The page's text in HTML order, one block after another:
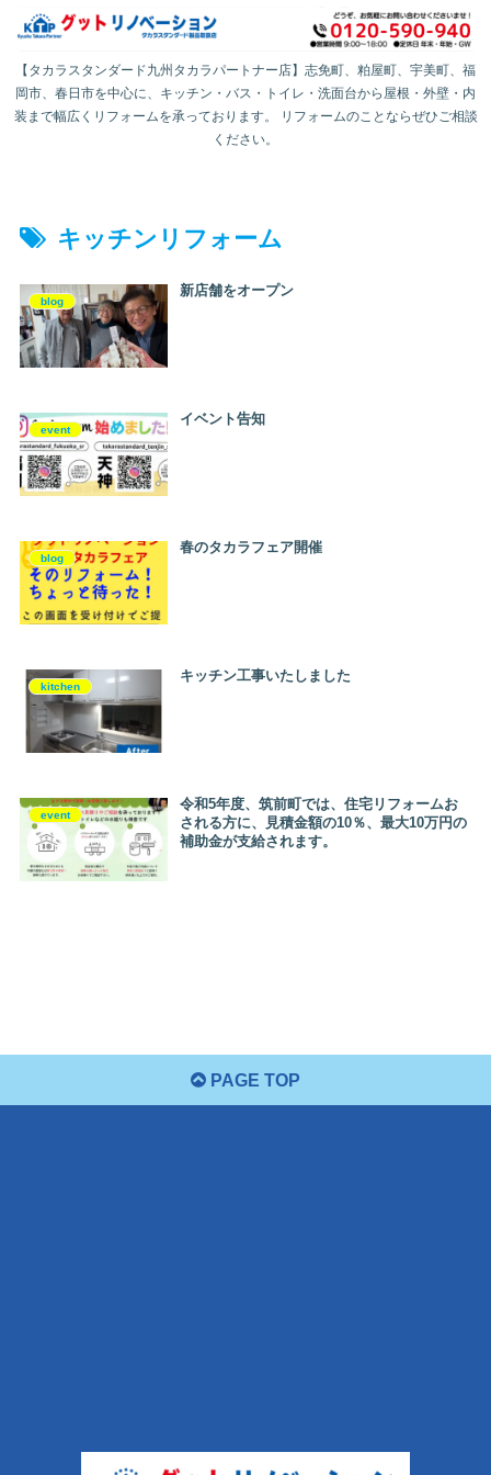
【タカラスタンダード九州タカラパートナー店】志免町、粕屋町、宇美町、福
岡市、春日市を中心に、キッチン・バス・トイレ・洗面台から屋根・外壁・内
装まで幅広くリフォームを承っております。 リフォームのことならぜひご相談
ください。
キッチンリフォーム
blog
新店舗をオープン
event
イベント告知
blog
春のタカラフェア開催
kitchen
キッチン工事いたしました
event
令和5年度、筑前町では、住宅リフォームお
される方に、見積金額の10％、最大10万円の
補助金が支給されます。
PAGE TOP